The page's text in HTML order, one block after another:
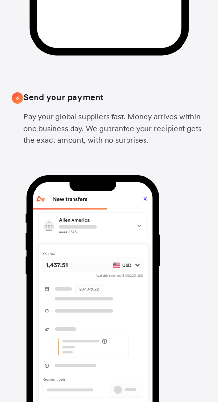
3 Send your payment
Pay your global suppliers fast. Money arrives within
one business day. We guarantee your recipient gets
the exact amount, with no surprises.